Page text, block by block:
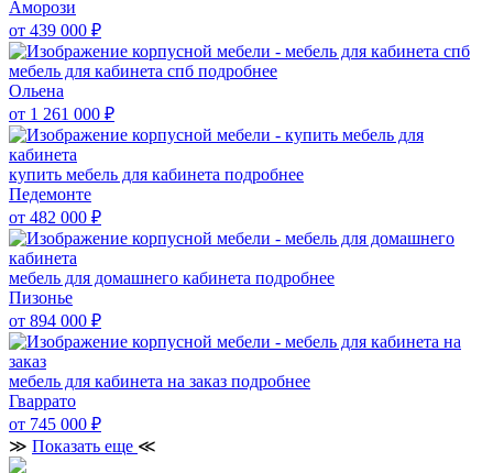
Аморози
от 439 000 ₽
мебель для кабинета спб подробнее
Ольена
от 1 261 000 ₽
купить мебель для кабинета подробнее
Педемонте
от 482 000 ₽
мебель для домашнего кабинета подробнее
Пизонье
от 894 000 ₽
мебель для кабинета на заказ подробнее
Гваррато
от 745 000 ₽
≫ Показать еще ≪